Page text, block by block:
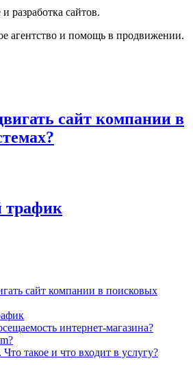
разработка сайтов.
агентство и помощь в продвижении.
сайт компании в
трафик
сайт компании в поисковых
интернет-магазина?
Что такое и что входит в услугу?